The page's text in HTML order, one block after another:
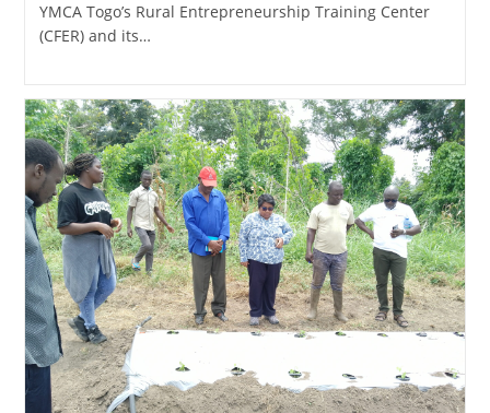
YMCA Togo’s Rural Entrepreneurship Training Center
(CFER) and its…